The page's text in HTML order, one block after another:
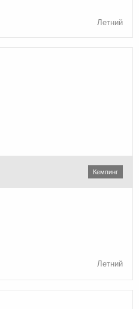
Летний
Кемпинг
Летний